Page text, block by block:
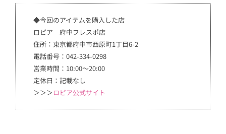
◆今回のアイテムを購入した店
ロピア 府中フレスポ店
住所：東京都府中市西原町1丁目6-2
電話番号：042-334-0298
営業時間：10:00〜20:00
定休日：記載なし
＞＞＞ロピア公式サイト